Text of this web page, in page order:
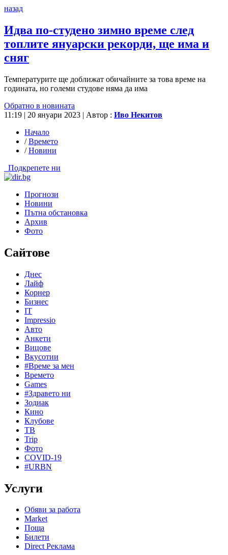
назад
Идва по-студено зимно време след
топлите януарски рекорди, ще има и
сняг
Температурите ще доближат обичайните за това време на
годината, но големи студове няма да има
Обратно в новината
11:19 | 20 януари 2023 | Автор : Иво Некитов
Начало
/Времето
/Новини
Подкрепете ни
Прогнози
Новини
Пътна обстановка
Архив
Фото
Сайтове
Днес
Лайф
Корнер
Бизнес
IT
Impressio
Авто
Анкети
Вицове
Вкусотии
#Време за мен
Времето
Games
#Здравето ни
Зодиак
Кино
Клубове
ТВ
Trip
Фото
COVID-19
#URBN
Услуги
Обяви за работа
Market
Поща
Билети
Direct Реклама